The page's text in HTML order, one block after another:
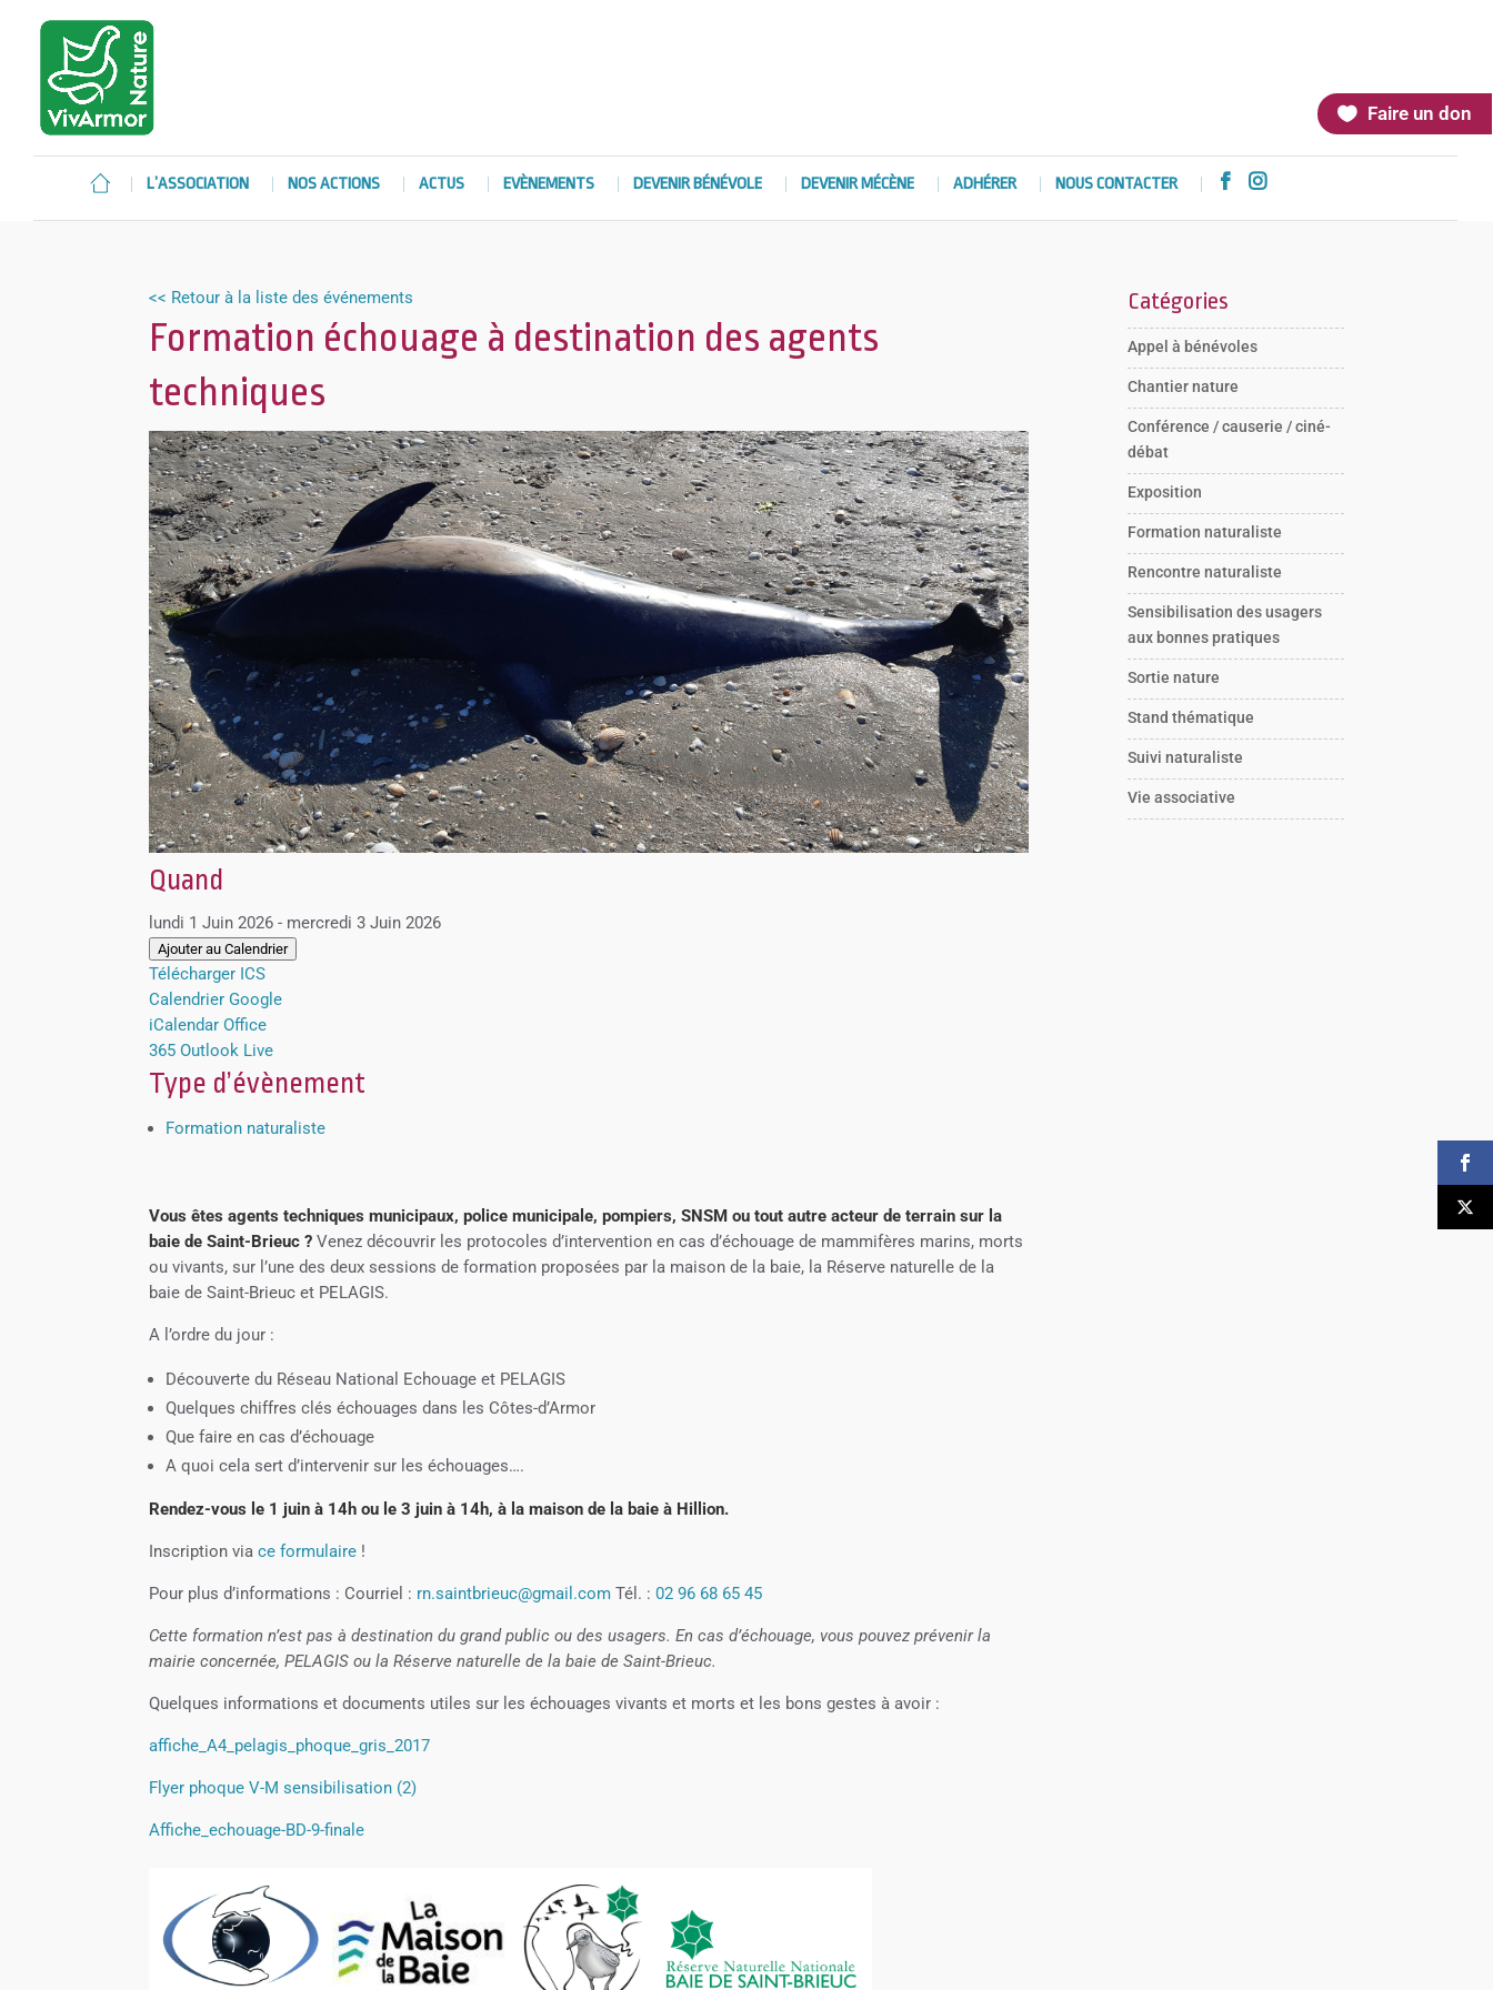
Faire un don
L’ASSOCIATION NOS ACTIONS ACTUS EVÈNEMENTS DEVENIR BÉNÉVOLE DEVENIR MÉCÈNE ADHÉRER NOUS CONTACTER  
<< Retour à la liste des événements
Formation échouage à destination des agents
techniques
Quand
lundi 1 Juin 2026 - mercredi 3 Juin 2026
Ajouter au Calendrier
Télécharger ICS
Calendrier Google
iCalendar Office
365 Outlook Live
Type d’évènement
Formation naturaliste
Vous êtes agents techniques municipaux, police municipale, pompiers, SNSM ou tout autre acteur de terrain sur la
baie de Saint-Brieuc ? Venez découvrir les protocoles d’intervention en cas d’échouage de mammifères marins, morts
ou vivants, sur l’une des deux sessions de formation proposées par la maison de la baie, la Réserve naturelle de la
baie de Saint-Brieuc et PELAGIS.
A l’ordre du jour :
Découverte du Réseau National Echouage et PELAGIS
Quelques chiffres clés échouages dans les Côtes-d’Armor
Que faire en cas d’échouage
A quoi cela sert d’intervenir sur les échouages….
Rendez-vous le 1 juin à 14h ou le 3 juin à 14h, à la maison de la baie à Hillion.
Inscription viace formulaire !
Pour plus d’informations : Courriel : rn.saintbrieuc@gmail.comTél. :02 96 68 65 45
Cette formation n’est pas à destination du grand public ou des usagers. En cas d’échouage, vous pouvez prévenir la
mairie concernée, PELAGIS ou la Réserve naturelle de la baie de Saint-Brieuc.
Quelques informations et documents utiles sur les échouages vivants et morts et les bons gestes à avoir :
affiche_A4_pelagis_phoque_gris_2017
Flyer phoque V-M sensibilisation (2)
Affiche_echouage-BD-9-finale
Catégories
Appel à bénévoles
Chantier nature
Conférence / causerie / ciné-
débat
Exposition
Formation naturaliste
Rencontre naturaliste
Sensibilisation des usagers
aux bonnes pratiques
Sortie nature
Stand thématique
Suivi naturaliste
Vie associative